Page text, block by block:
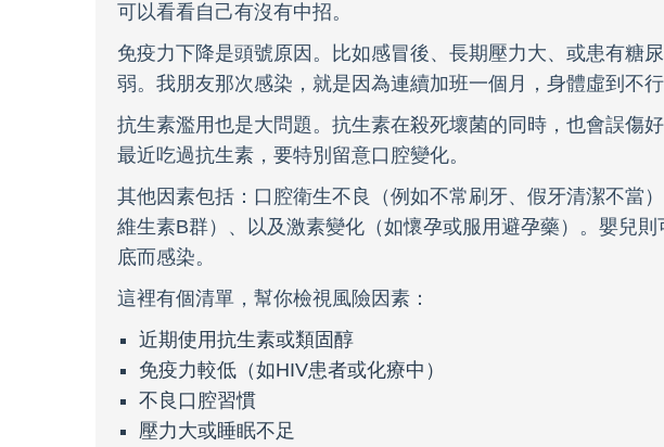
可以看看自己有沒有中招。
免疫力下降是頭號原因。比如感冒後、長期壓力大、或患有糖
弱。我朋友那次感染，就是因為連續加班一個月，身體虛到不行
抗生素濫用也是大問題。抗生素在殺死壞菌的同時，也會誤傷
最近吃過抗生素，要特別留意口腔變化。
其他因素包括：口腔衛生不良（例如不常刷牙、假牙清潔不當
維生素B群）、以及激素變化（如懷孕或服用避孕藥）。嬰兒
底而感染。
這裡有個清單，幫你檢視風險因素：
近期使用抗生素或類固醇
免疫力較低（如HIV患者或化療中）
不良口腔習慣
壓力大或睡眠不足